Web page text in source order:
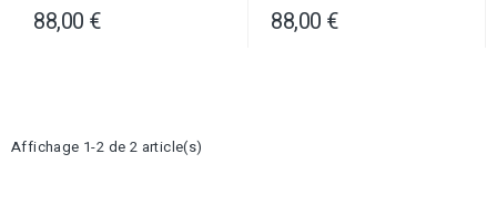
88,00 € 88,00 €
Affichage 1-2 de 2 article(s)